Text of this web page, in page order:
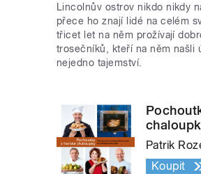
Lincolnův ostrov nikdo nikdy
přece ho znají lidé na celém
třicet let na něm prožívají
trosečníků, kteří na něm našli
nejedno tajemství.
Patrik
Koupit